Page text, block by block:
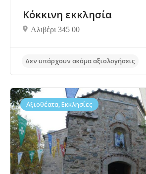
Δεν υπάρχουν ακόμα αξιολογήσεις
Κόκκινη εκκλησία
Αλιβέρι 345 00
Αξιοθέατα, Εκκλησίες